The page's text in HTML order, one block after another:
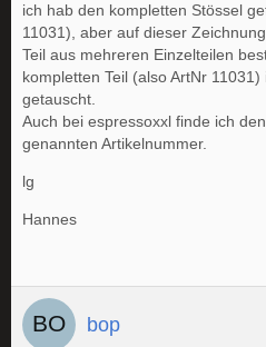
ich hab den kompletten Stössel
11031), aber auf dieser
Teil aus mehreren Einzelteilen
kompletten Teil (also ArtNr
getauscht.
Auch bei espressoxxl finde ich
genannten Artikelnummer.
lg
Hannes
bop